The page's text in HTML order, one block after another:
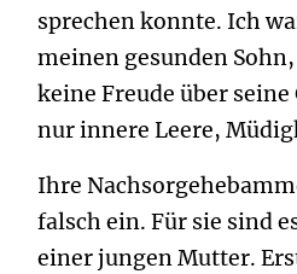
sprechen konnte. Ich
meinen gesunden
keine Freude über
nur innere Leere,
Ihre
falsch ein. Für sie sind
einer jungen Mutter.